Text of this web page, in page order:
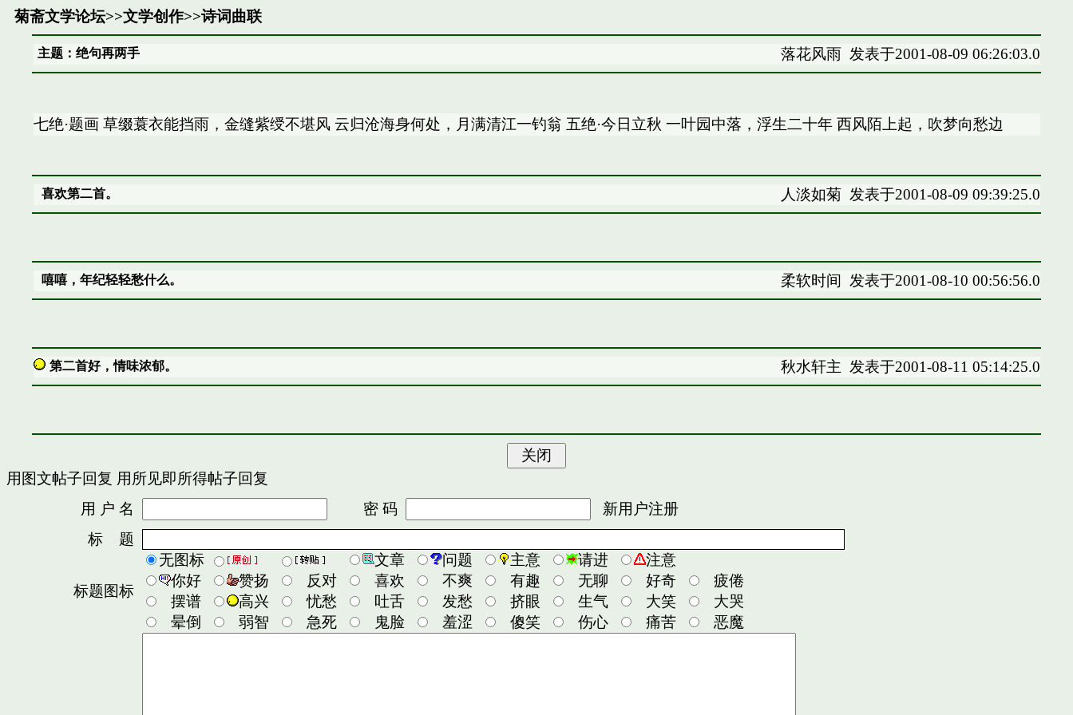
菊斋文学论坛>>文学创作>>诗词曲联
主题：绝句再两手 落花风雨发表于2001-08-09 06:26:03.0
七绝·题画 草缀蓑衣能挡雨，金缝紫绶不堪风 云归沧海身何处，月满清江一钓翁 五绝·今日立秋 一叶园中落，浮生二十年 西风陌上起，吹梦向愁边
喜欢第二首。 人淡如菊发表于2001-08-09 09:39:25.0
嘻嘻，年纪轻轻愁什么。 柔软时间 发表于2001-08-10 00:56:56.0
第二首好，情味浓郁。 秋水轩主 发表于2001-08-11 05:14:25.0
用图文帖子回复 用所见即所得帖子回复
用 户 名
密 码
新用户注册
标 题
标题图标
无图标 文章 问题 主意 请进
注意
你好
赞扬 反对 喜欢 不爽 有趣 无聊 好奇
疲倦
摆谱
高兴 忧愁 吐舌 发愁 挤眼 生气 大笑
大哭
晕倒
弱智 急死 鬼脸 羞涩 傻笑 伤心 痛苦 恶魔